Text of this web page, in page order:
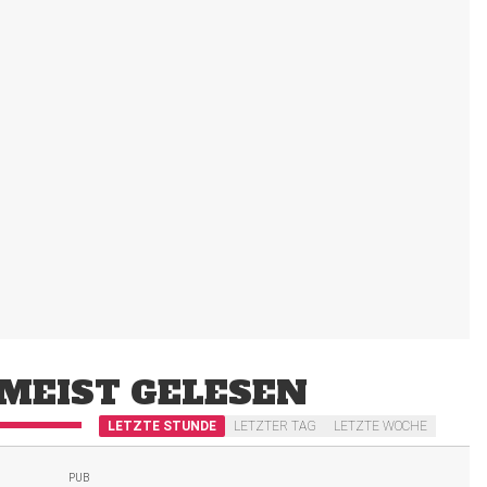
GELESEN
LETZTE STUNDE LETZTER TAG LETZTE WOCHE